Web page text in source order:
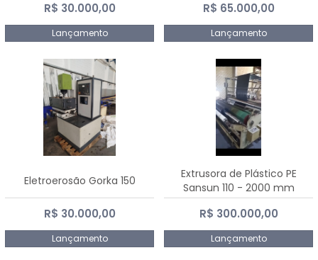
R$ 30.000,00
Lançamento
R$ 65.000,00
Lançamento
Eletroerosão Gorka 150
R$ 30.000,00
Lançamento
Extrusora de Plástico PE
Sansun 110 - 2000 mm
R$ 300.000,00
Lançamento